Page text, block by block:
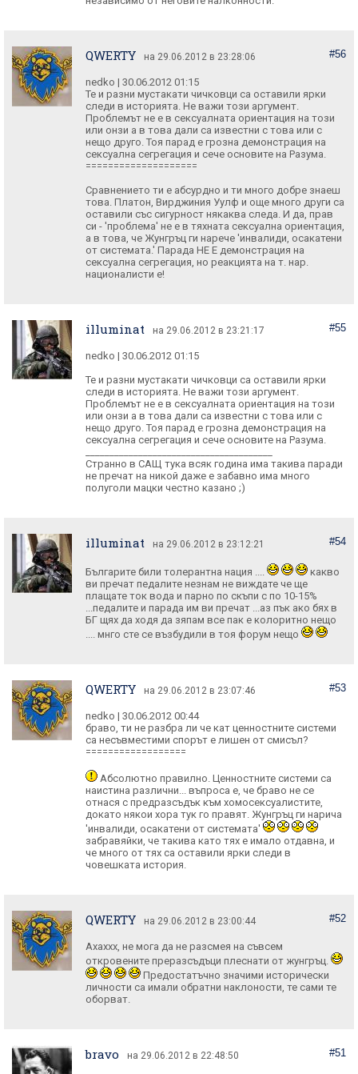
QWERTY на 29.06.2012 в 23:28:06 #56
nedko | 30.06.2012 01:15
Те и разни мустакати чичковци са оставили ярки
следи в историята. Не важи този аргумент.
Проблемът не е в сексуалната ориентация на този
или онзи а в това дали са известни с това или с
нещо друго. Тоя парад е грозна демонстрация на
сексуална сегрегация и сече основите на Разума.
====================
Сравнението ти е абсурдно и ти много добре знаеш
това. Платон, Вирджиния Уулф и още много други са
оставили със сигурност някаква следа. И да, прав
си - 'проблема' не е в тяхната сексуална ориентация,
а в това, че Жунгръц ги нарече 'инвалиди, осакатени
от системата.' Парада НЕ Е демонстрация на
сексуална сегрегация, но реакцията на т. нар.
националисти е!
illuminat на 29.06.2012 в 23:21:17 #55
nedko | 30.06.2012 01:15
Те и разни мустакати чичковци са оставили ярки
следи в историята. Не важи този аргумент.
Проблемът не е в сексуалната ориентация на този
или онзи а в това дали са известни с това или с
нещо друго. Тоя парад е грозна демонстрация на
сексуална сегрегация и сече основите на Разума.
Странно в САЩ тука всяк година има такива паради
не пречат на никой даже е забавно има много
полуголи мацки честно казано ;)
illuminat на 29.06.2012 в 23:12:21 #54
Българите били толерантна нация ....
какво
ви пречат педалите незнам не виждате че ще
плащате ток вода и парно по скъпи с по 10-15%
...педалите и парада им ви пречат ...аз пък ако бях в
БГ щях да ходя да зяпам все пак е колоритно нещо
.... мнго сте се възбудили в тоя форум нещо
QWERTY на 29.06.2012 в 23:07:46 #53
nedko | 30.06.2012 00:44
браво, ти не разбра ли че кат ценностните системи
са несъвместими спорът е лишен от смисъл?
==================
Абсолютно правилно. Ценностните системи са
наистина различни... въпроса е, че браво не се
отнася с предразсъдък към хомосексуалистите,
докато някои хора тук го правят. Жунгръц ги нарича
'инвалиди, осакатени от системата'
забравяйки, че такива като тях е имало отдавна, и
че много от тях са оставили ярки следи в
човешката история.
QWERTY на 29.06.2012 в 23:00:44 #52
Ахаххх, не мога да не разсмея на съвсем
откровените преразсъдъци плеснати от жунгръц.
Предостатъчно значими исторически
личности са имали обратни наклоности, те сами те
оборват.
bravo на 29.06.2012 в 22:48:50 #51